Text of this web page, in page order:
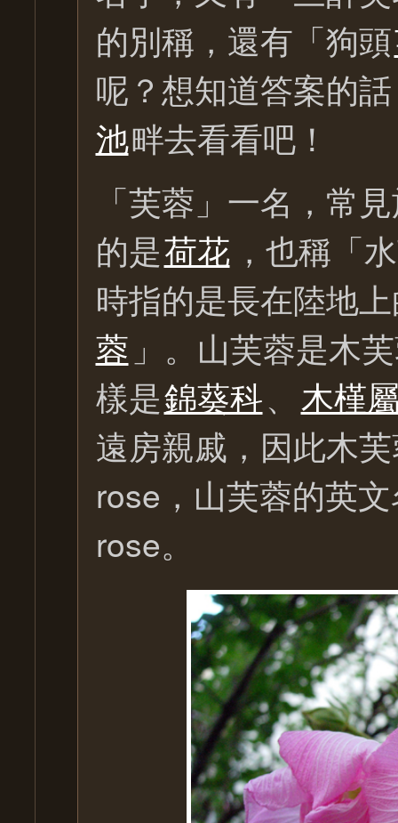
的別稱，還有「狗頭
呢？想知道答案的
池畔去看看吧！
「芙蓉」一名，常
的是荷花 ，也稱「
時指的是長在陸地
蓉 」。山芙蓉是木
樣是錦葵科、 木槿
遠房親戚，因此木
rose，山芙蓉的英
rose。